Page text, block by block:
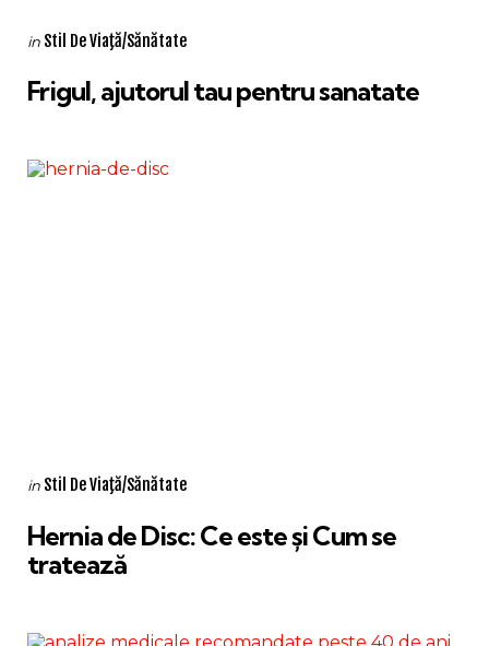
Categories
Posted
in Stil De Viaţă/Sănătate
Frigul, ajutorul tau pentru sanatate
Categories
Posted
in Stil De Viaţă/Sănătate
Hernia de Disc: Ce este și Cum se
tratează